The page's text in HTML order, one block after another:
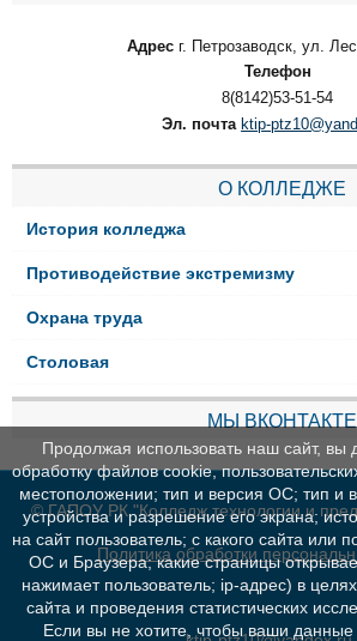
Адрес г. Петрозаводск, ул.
Телефон
8(8142)53-51-54
Эл. почта ktip-
О КОЛЛЕДЖЕ
История колледжа
Противодействие экстремизму
Охрана труда
Столовая
МЫ ВКОНТАКТЕ
© ГАПОУ РК "Колледж технологии и
Политика обработки
Продолжая использовать наш сайт, вы
обработку файлов cookie,
местоположении; тип и версия ОС; тип и
устройства и разрешение его экрана;
на сайт пользователь; с какого сайта или
ОС и Браузера; какие страницы
нажимает пользователь; ip-адрес) в
сайта и проведения статистических
Если вы не хотите, чтобы ваши